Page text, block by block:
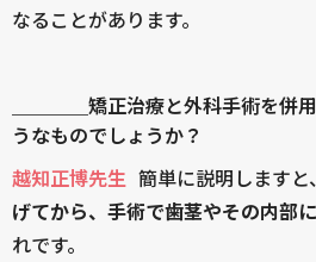
なることがあります。
＿＿＿＿矯正治療と外科手術を併
うなものでしょうか？
越知正博先生 簡単に説明しますと、
げてから、手術で歯茎やその内部
れです。